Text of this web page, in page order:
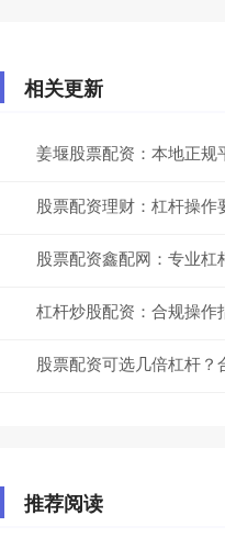
相关更新
姜堰股票配资：本地正规
股票配资理财：杠杆操作
股票配资鑫配网：专业杠
杠杆炒股配资：合规操作
股票配资可选几倍杠杆
推荐阅读